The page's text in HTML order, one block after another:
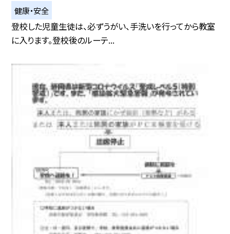
健康・安全
登校した児童生徒は、必ずうがい、手洗いを行ってから教室
に入ります。登校後のルーテ...